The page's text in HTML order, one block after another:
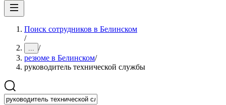
Поиск сотрудников в Белинском
/
... /
резюме в Белинском/
руководитель технической службы